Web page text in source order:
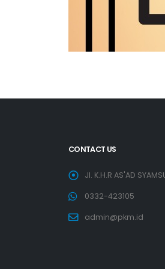
CONTACT US
Jl. K.H.R AS'AD
0332-423105
admin@pkm.id